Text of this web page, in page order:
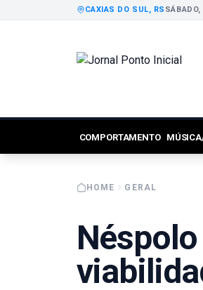
CAXIAS DO SUL, RS
COMPORTAMENTO
HOME GERAL